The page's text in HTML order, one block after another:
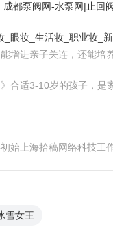
成都泵阀网-水泵网|止回
_眼妆_生活妆_职业妆_
增进亲子关连，还能培
》合适3-10岁的孩子，
始上海拾稿网络科技工
雪女王